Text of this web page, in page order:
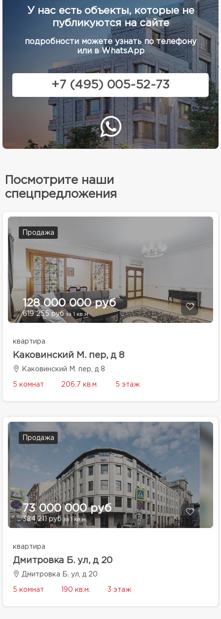
У нас есть объекты, которые не
публикуются на сайте
подробности можете узнать по телефону
или в WhatsApp
+7 (495) 005-52-73
Посмотрите наши
спецпредложения
Продажа
128 000 000 руб
619 255 руб за 1 кв.м.
квартира
Каковинский М. пер, д 8
Каковинский М. пер, д 8
5 комнат 206.7 кв.м. 5 этаж
Продажа
73 000 000 руб
384 211 руб за 1 кв.м.
квартира
Дмитровка Б. ул, д 20
Дмитровка Б. ул, д 20
5 комнат 190 кв.м. 3 этаж